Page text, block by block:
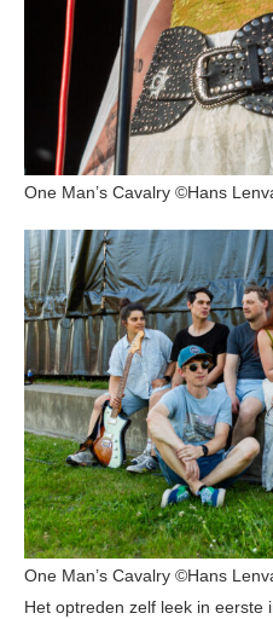
One Man’s Cavalry ©Hans
One Man’s Cavalry ©Hans
Het optreden zelf leek in eerste